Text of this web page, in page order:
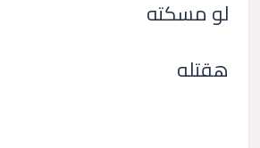
لو مسكته
هقتله